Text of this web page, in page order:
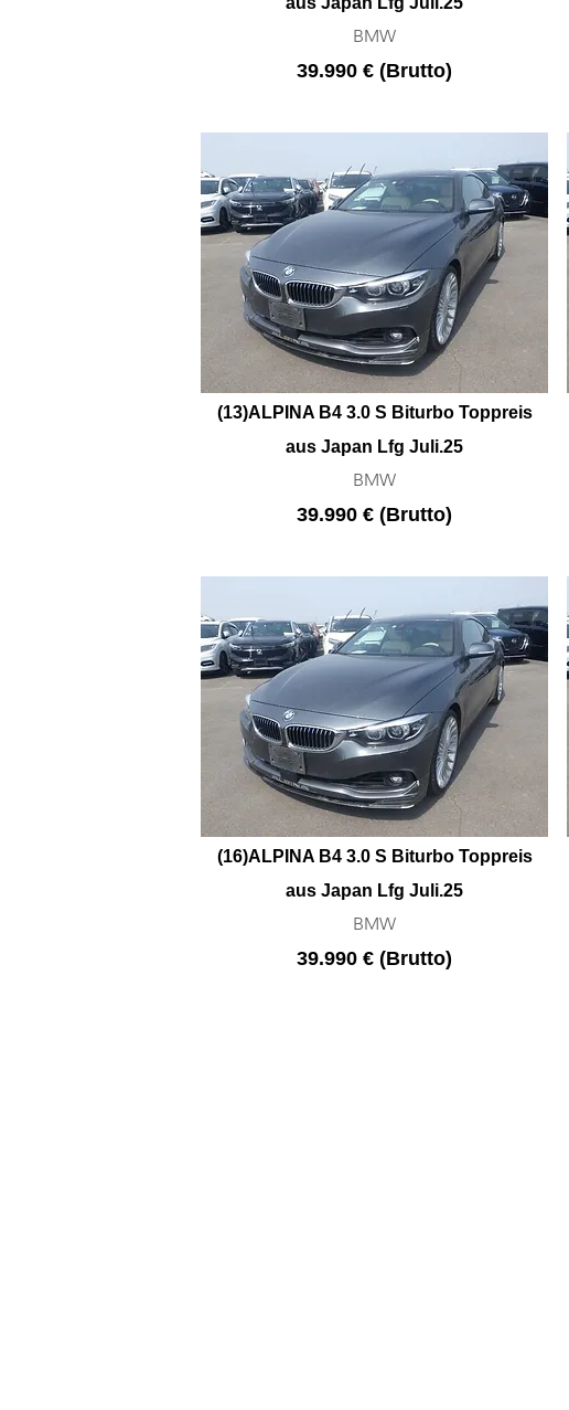
BMW
39.990 € (Brutto)
(13)ALPINA B4 3.0 S Biturbo Toppreis
aus Japan Lfg Juli.25
BMW
39.990 € (Brutto)
(16)ALPINA B4 3.0 S Biturbo Toppreis
aus Japan Lfg Juli.25
BMW
39.990 € (Brutto)